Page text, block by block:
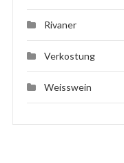
Rivaner
Verkostung
Weisswein